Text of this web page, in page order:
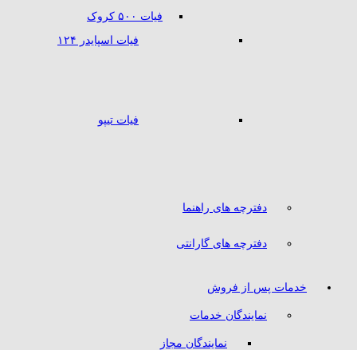
فیات ۵۰۰ کروک
فیات اسپایدر ۱۲۴
فیات تیپو
دفترچه های راهنما
دفترچه های گارانتی
خدمات پس از فروش
نمایندگان خدمات
نمایندگان مجاز